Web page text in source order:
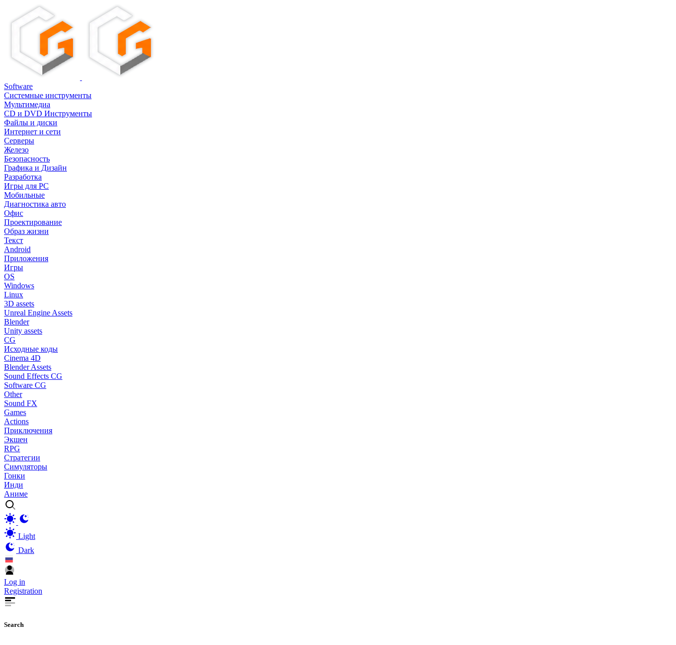
Software
Системные инструменты
Мультимедиа
CD и DVD Инструменты
Файлы и диски
Интернет и сети
Серверы
Железо
Безопасность
Графика и Дизайн
Разработка
Игры для PC
Мобильные
Диагностика авто
Офис
Проектирование
Образ жизни
Текст
Android
Приложения
Игры
OS
Windows
Linux
3D assets
Unreal Engine Assets
Blender
Unity assets
CG
Исходные коды
Cinema 4D
Blender Assets
Sound Effects CG
Software CG
Other
Sound FX
Games
Actions
Приключения
Экшен
RPG
Стратегии
Симуляторы
Гонки
Инди
Аниме
Light
Dark
Log in
Registration
Search